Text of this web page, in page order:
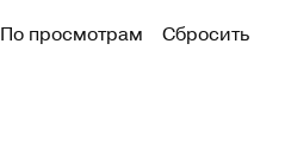
По просмотрам Сбросить